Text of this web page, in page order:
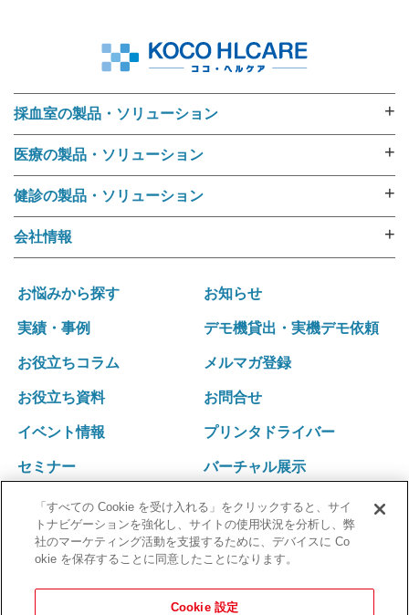
+
採血室の製品・ソリューション
採血業務ソリューション
採血管準備装置 i･pres core
採血管準備装置 i･pres fine
採血管準備装置 i・pres fit Ⅱ
尿カップラベラー CL-350
採血業務支援システム RInCS
採血業務指標化システム
統合受付システム（採血・処置）
採血・採尿一体型 自動受付機 BU-REC Ⅱ
+
医療の製品・ソリューション
外来用リストバンド
RFIDリストバンド（E-ブレス®）
ラベル・リストバンド・RFID プリンタipシリーズ
入院用リストバンド
バーコードリーダー
リストバンド発行パッケージ Freeni
医療事務プリント改善ソリューション
+
健診の製品・ソリューション
健診機関向けリストバンド
受診者名簿データ変換ツール 受診者Dataメイキング
キュー
受診キット発送アウトソーシング
健診関連発送業務 内製化ソリューション
採血業務ソリューション
採血管準備装置 i・pres fit Ⅱ
+
会社情報
選ばれる理由
運営ポリシー
社訓･経営理念
拠点一覧･グループネットワーク
沿革
お悩みから探す
実績・事例
お役立ちコラム
お役立ち資料
イベント情報
セミナー
お知らせ
デモ機貸出・実機デモ依頼
メルマガ登録
お問合せ
プリンタドライバー
バーチャル展示
「すべての Cookie を受け入れる」をクリックすると、サイ
トナビゲーションを強化し、サイトの使用状況を分析し、弊
社のマーケティング活動を支援するために、デバイスに Co
okie を保存することに同意したことになります。
Cookie 設定